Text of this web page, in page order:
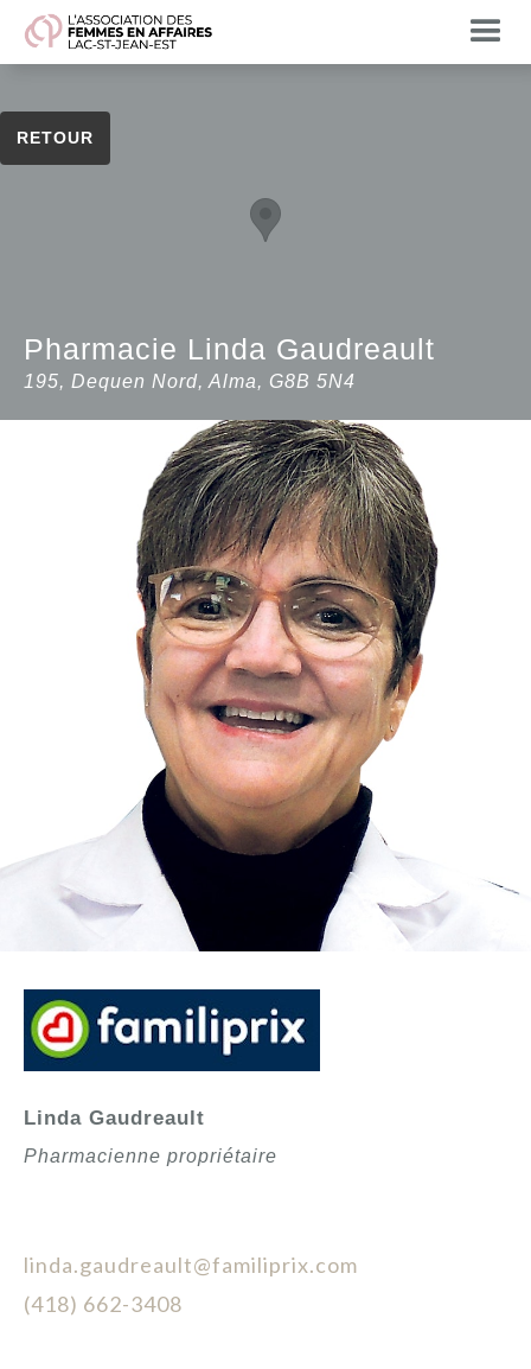
Pharmacie Linda Gaudreault
195, Dequen Nord, Alma, G8B 5N4
RETOUR
Linda Gaudreault
Pharmacienne propriétaire
linda.gaudreault@familiprix.com
(418) 662-3408